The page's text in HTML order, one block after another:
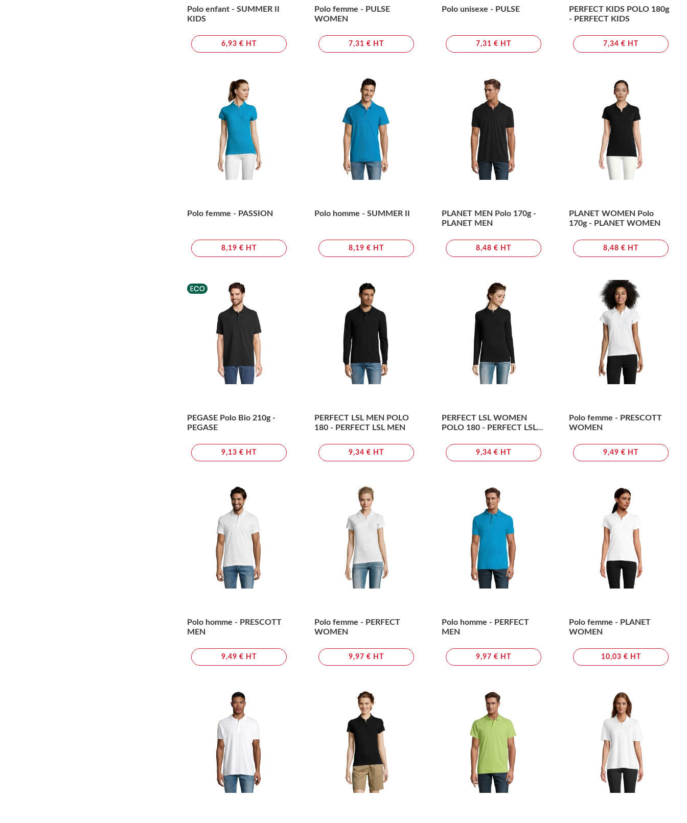
Polo enfant - SUMMER II
KIDS
6,93 € HT
Polo femme - PULSE
WOMEN
7,31 € HT
Polo unisexe - PULSE
7,31 € HT
PERFECT KIDS POLO 180g
- PERFECT KIDS
7,34 € HT
Polo femme - PASSION
8,19 € HT
Polo homme - SUMMER II
8,19 € HT
PLANET MEN Polo 170g -
PLANET MEN
8,48 € HT
PLANET WOMEN Polo
170g - PLANET WOMEN
8,48 € HT
PEGASE Polo Bio 210g -
PEGASE
9,13 € HT
PERFECT LSL MEN POLO
180 - PERFECT LSL MEN
9,34 € HT
PERFECT LSL WOMEN
POLO 180 - PERFECT LSL
9,34 € HT
Polo femme - PRESCOTT
WOMEN
9,49 € HT
Polo homme - PRESCOTT
MEN
9,49 € HT
Polo femme - PERFECT
WOMEN
9,97 € HT
Polo homme - PERFECT
MEN
9,97 € HT
Polo femme - PLANET
WOMEN
10,03 € HT